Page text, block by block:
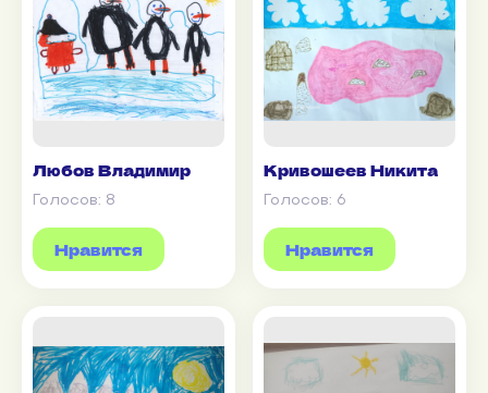
Любов Владимир
Голосов: 8
Нравится
Кривошеев Никита
Голосов: 6
Нравится